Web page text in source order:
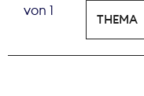
von 1
THEMA